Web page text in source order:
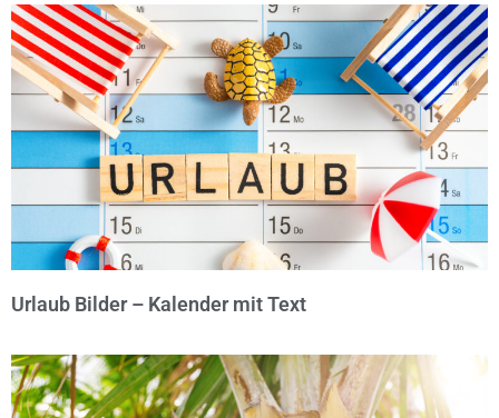
© Michael Bihlmayer
Urlaub Bilder – Kalender mit Text
© Michael Bihlmayer